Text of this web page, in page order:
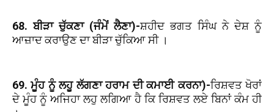
68. ਬੀੜਾ ਚੁੱਕਣਾ (ਜੰਮੇਂ ਲੈਣਾ)-ਸ਼ਹੀਦ ਭਗਤ ਸਿੰਘ ਨੇ ਦੇਸ਼ ਨੂੰ
ਆਜ਼ਾਦ ਕਰਾਉਣ ਦਾ ਬੀੜਾ ਚੁੱਕਿਆ ਸੀ ।
69. ਮੂੰਹ ਨੂੰ ਲਹੂ ਲੱਗਣਾ ਹਰਾਮ ਦੀ ਕਮਾਈ ਕਰਨਾ)-ਰਿਸ਼ਵਤ ਖੋਰਾਂ
ਦੇ ਮੂੰਹ ਨੂੰ ਅਜਿਹਾ ਲਹੁ ਲਗਿਆ ਹੈ ਕਿ ਰਿਸ਼ਵਤ ਲਏ ਬਿਨਾਂ ਕੰਮ ਹੀ